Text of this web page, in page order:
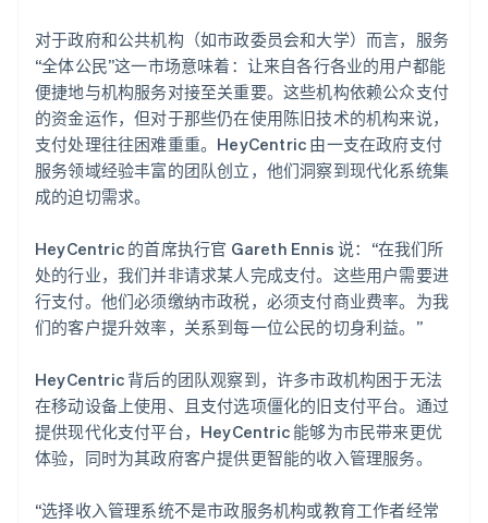
对于政府和公共机构（如市政委员会和大学）而言，服务
“全体公民”这一市场意味着：让来自各行各业的用户都能
便捷地与机构服务对接至关重要。这些机构依赖公众支付
的资金运作，但对于那些仍在使用陈旧技术的机构来说，
支付处理往往困难重重。HeyCentric 由一支在政府支付
服务领域经验丰富的团队创立，他们洞察到现代化系统集
成的迫切需求。
HeyCentric 的首席执行官 Gareth Ennis 说：“在我们所
处的行业，我们并非请求某人完成支付。这些用户需要进
行支付。他们必须缴纳市政税，必须支付商业费率。为我
们的客户提升效率，关系到每一位公民的切身利益。”
HeyCentric 背后的团队观察到，许多市政机构困于无法
在移动设备上使用、且支付选项僵化的旧支付平台。通过
提供现代化支付平台，HeyCentric 能够为市民带来更优
体验，同时为其政府客户提供更智能的收入管理服务。
“选择收入管理系统不是市政服务机构或教育工作者经常